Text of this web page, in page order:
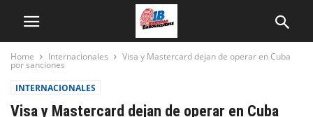
Home Internacionales Visa y Mastercard dejan de operar en Cuba
por sanciones
INTERNACIONALES
Visa y Mastercard dejan de operar en Cuba